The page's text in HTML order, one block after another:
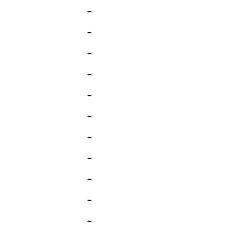
-
-
-
-
-
-
-
-
-
-
-